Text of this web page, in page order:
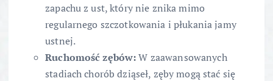
zapachu z ust, który nie znika mimo
regularnego szczotkowania i płukania jamy
ustnej.
Ruchomość zębów:W zaawansowanych
stadiach chorób dziąseł, zęby mogą stać się